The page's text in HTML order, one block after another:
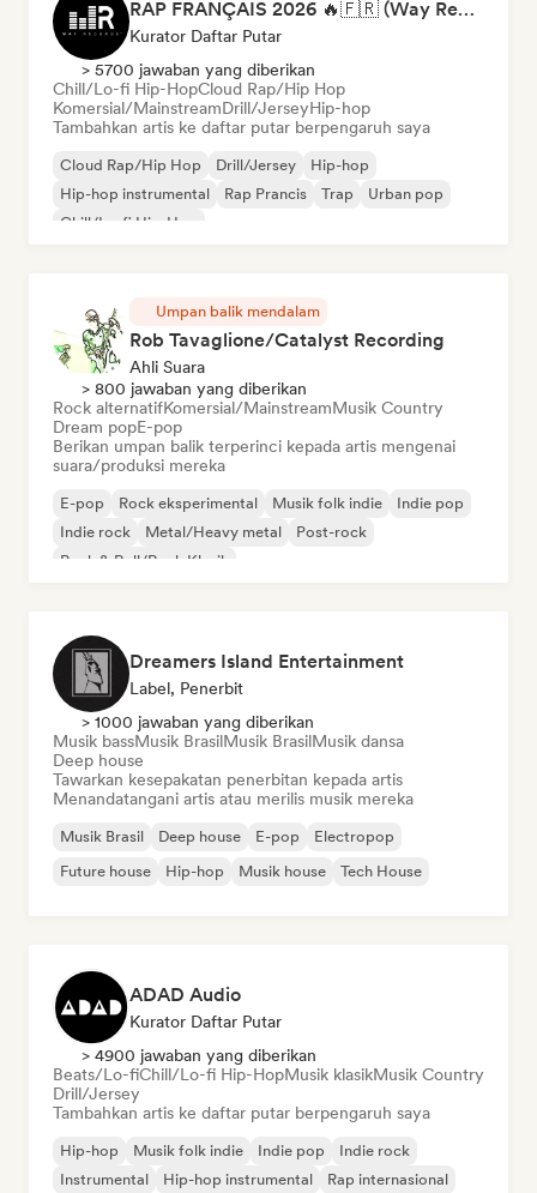
RAP FRANÇAIS 2026 🔥🇫🇷 (Way Records)
Kurator Daftar Putar
> 5700 jawaban yang diberikan
Chill/Lo-fi Hip-HopCloud Rap/Hip Hop
Komersial/MainstreamDrill/JerseyHip-hop
Tambahkan artis ke daftar putar berpengaruh saya
Cloud Rap/Hip Hop Drill/Jersey
Hip-hop
Hip-hop instrumental
Rap Prancis Trap
Urban pop
Chill/Lo-fi Hip-Hop
Umpan balik mendalam
Rob Tavaglione/Catalyst Recording
Ahli Suara
> 800 jawaban yang diberikan
Rock alternatifKomersial/MainstreamMusik Country
Dream popE-pop
Berikan umpan balik terperinci kepada artis mengenai
suara/produksi mereka
E-pop Rock eksperimental Musik folk indie
Indie pop
Indie rock
Metal/Heavy metal
Post-rock
Rock & Roll/Rock Klasik
Dreamers Island Entertainment
Label, Penerbit
> 1000 jawaban yang diberikan
Musik bassMusik BrasilMusik BrasilMusik dansa
Deep house
Tawarkan kesepakatan penerbitan kepada artis
Menandatangani artis atau merilis musik mereka
Musik Brasil Deep house E-pop
Electropop
Future house
Hip-hop Musik house Tech House
ADAD Audio
Kurator Daftar Putar
> 4900 jawaban yang diberikan
Beats/Lo-fiChill/Lo-fi Hip-HopMusik klasikMusik Country
Drill/Jersey
Tambahkan artis ke daftar putar berpengaruh saya
Hip-hop Musik folk indie Indie pop
Indie rock
Instrumental
Hip-hop instrumental
Rap internasional